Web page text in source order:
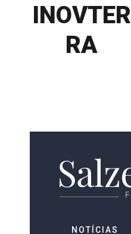
INOVTER
RA
NOTÍCIAS